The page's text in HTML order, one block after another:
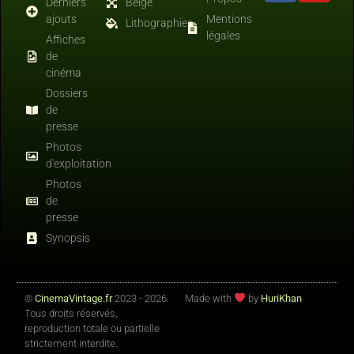
ajouts
Affiches
de
cinéma
Dossiers
de
presse
Photos
d'exploitation
Photos
de
presse
Synopsis
Lithographies
Mentions
légales
© CinemaVintage.fr2023 - 2026.
Tous droits réservés,
reproduction totale ou partielle
strictement interdite.
Made with by HuriKhan